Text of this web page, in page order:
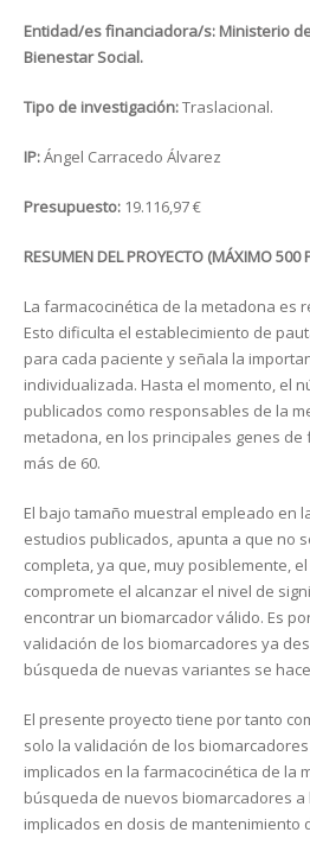
Entidad/es financiadora/s: Ministerio
Bienestar Social.
Tipo de investigación:Traslacional.
IP:Ángel Carracedo Álvarez
Presupuesto: 19.116,97 €
RESUMEN DEL PROYECTO (MÁXIMO 500
La farmacocinética de la metadona es
Esto dificulta el establecimiento de
para cada paciente y señala la
individualizada. Hasta el momento, el
publicados como responsables de la
metadona, en los principales genes de
más de 60.
El bajo tamaño muestral empleado en
estudios publicados, apunta a que no
completa, ya que, muy posiblemente,
compromete el alcanzar el nivel de
encontrar un biomarcador válido. Es
validación de los biomarcadores ya
búsqueda de nuevas variantes se
El presente proyecto tiene por tanto
solo la validación de los
implicados en la farmacocinética de la
búsqueda de nuevos biomarcadores a
implicados en dosis de mantenimiento